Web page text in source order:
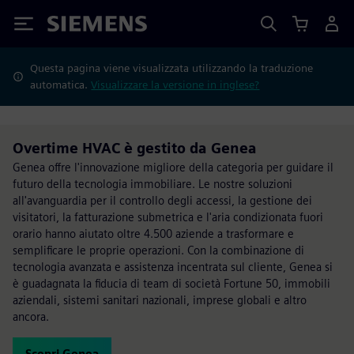
Siemens
Questa pagina viene visualizzata utilizzando la traduzione
automatica.Visualizzare la versione in inglese?
Overtime HVAC è gestito da Genea
Genea offre l'innovazione migliore della categoria per guidare il
futuro della tecnologia immobiliare. Le nostre soluzioni
all'avanguardia per il controllo degli accessi, la gestione dei
visitatori, la fatturazione submetrica e l'aria condizionata fuori
orario hanno aiutato oltre 4.500 aziende a trasformare e
semplificare le proprie operazioni. Con la combinazione di
tecnologia avanzata e assistenza incentrata sul cliente, Genea si
è guadagnata la fiducia di team di società Fortune 50, immobili
aziendali, sistemi sanitari nazionali, imprese globali e altro
ancora.